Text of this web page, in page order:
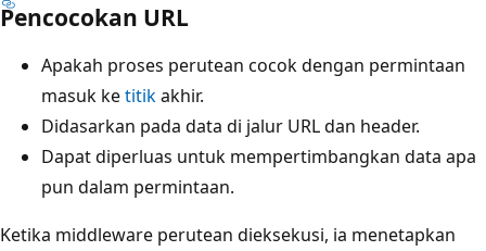
Pencocokan URL
Apakah proses perutean cocok dengan permintaan
masuk ketitikakhir.
Didasarkan pada data di jalur URL dan header.
Dapat diperluas untuk mempertimbangkan data apa
pun dalam permintaan.
Ketika middleware perutean dieksekusi, ia menetapkan